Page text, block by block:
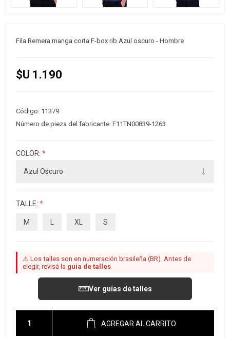
Fila Remera manga corta F-box rib Azul oscuro - Hombre
$U 1.190
Código: 11379
Número de pieza del fabricante: F11TN00839-1263
COLOR: *
TALLE: *
M L XL S
⚠ Los talles son en numeración brasileña (BR). Antes de
elegir, revisá la guía de talles
Ver guías de talles
AGREGAR AL CARRITO